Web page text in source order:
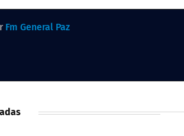
Fm General Paz